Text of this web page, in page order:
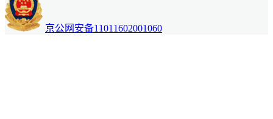
京公网安备11011602001060